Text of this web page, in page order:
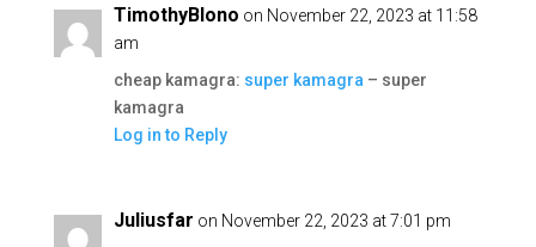
TimothyBlono on November 22, 2023 at 11:58
am
cheap kamagra: super kamagra – super
kamagra
Log in to Reply
Juliusfar on November 22, 2023 at 7:01 pm